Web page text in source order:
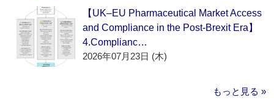
【UK–EU Pharmaceutical Market Access
and Compliance in the Post-Brexit Era】
4.Complianc…
2026年07月23日 (木)
もっと見る »